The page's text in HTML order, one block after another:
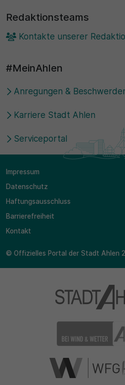
Redaktionsteams
Kontakte unserer
#MeinAhlen
Anregungen &
Karriere Stadt Ahlen
Serviceportal
Impressum
Datenschutz
Haftungsausschluss
Barrierefreiheit
Kontakt
© Offizielles Portal der Stadt Ahlen